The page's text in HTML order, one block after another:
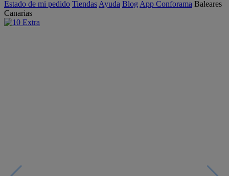
Estado de mi pedido Tiendas Ayuda Blog App Conforama Baleares
Canarias